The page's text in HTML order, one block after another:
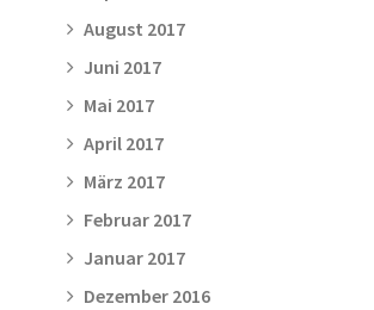
August 2017
Juni 2017
Mai 2017
April 2017
März 2017
Februar 2017
Januar 2017
Dezember 2016